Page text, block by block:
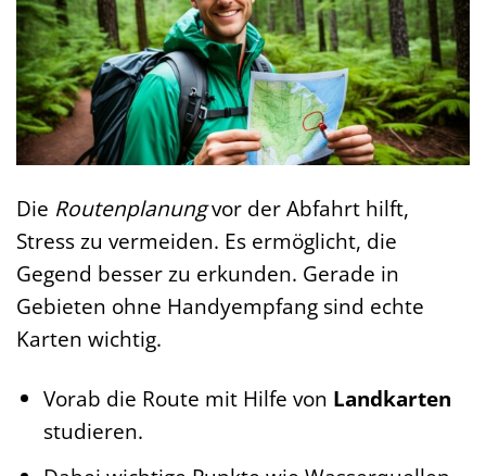
Die Routenplanungvor der Abfahrt hilft,
Stress zu vermeiden. Es ermöglicht, die
Gegend besser zu erkunden. Gerade in
Gebieten ohne Handyempfang sind echte
Karten wichtig.
Vorab die Route mit Hilfe von Landkarten
studieren.